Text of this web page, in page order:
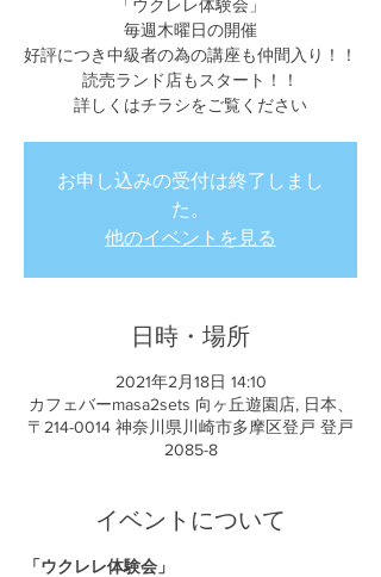
「ウクレレ体験会」
毎週木曜日の開催
好評につき中級者の為の講座も仲間入り！！
読売ランド店もスタート！！
詳しくはチラシをご覧ください
お申し込みの受付は終了しまし
た。
他のイベントを見る
日時・場所
2021年2月18日 14:10
カフェバーmasa2sets 向ヶ丘遊園店, 日本、
〒214-0014 神奈川県川崎市多摩区登戸 登戸
2085-8
イベントについて
「ウクレレ体験会」